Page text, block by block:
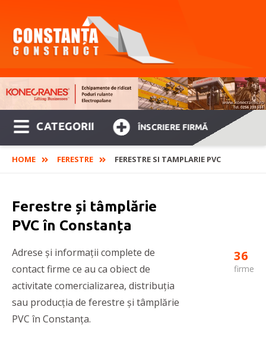
CATEGORII ÎNSCRIERE FIRMĂ
HOME FERESTRE FERESTRE SI TAMPLARIE PVC
Ferestre și tâmplărie
PVC în Constanța
Adrese și informații complete de
contact firme ce au ca obiect de
activitate comercializarea, distribuția
sau producția de ferestre și tâmplărie
PVC în Constanța.
36
firme